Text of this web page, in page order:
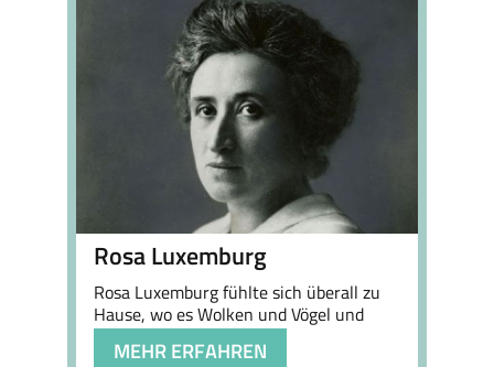
Rosa Luxemburg
Rosa Luxemburg fühlte sich überall zu
Hause, wo es Wolken und Vögel und
Menschentränen gibt.
MEHR ERFAHREN